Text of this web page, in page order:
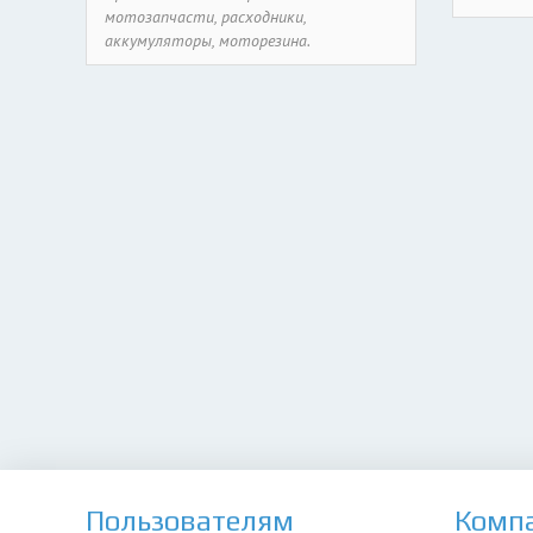
мотозапчасти, расходники,
аккумуляторы, моторезина.
Пользователям